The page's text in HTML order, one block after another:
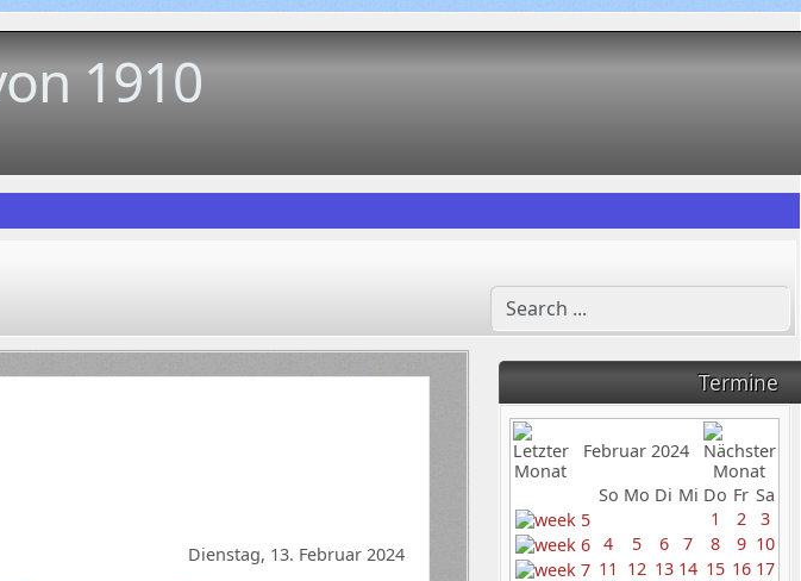
1910
Termine
Februar 2024
So Mo Di Mi Do Fr Sa
1
2
3
4
5 6 7 8 9 10
11 12 13 14 15 16 17
Dienstag, 13. Februar 2024